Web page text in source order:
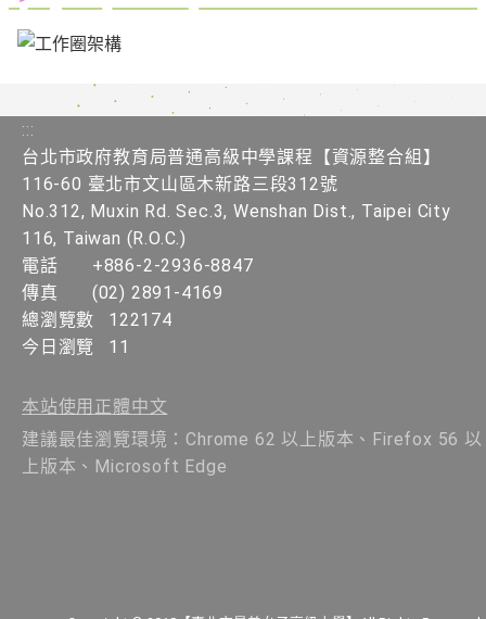
:::
台北市政府教育局普通高級中學課程​【資源整合組】
116-60 臺北市文山區木新路三段312號
No.312, Muxin Rd. Sec.3, Wenshan Dist., Taipei City
116, Taiwan (R.O.C.)
電話
+886-2-2936-8847
傳真
(02) 2891-4169
總瀏覽數
122174
今日瀏覽
11
本站使用正體中文
建議最佳瀏覽環境：Chrome 62 以上版本、Firefox 56 以
上版本、Microsoft Edge